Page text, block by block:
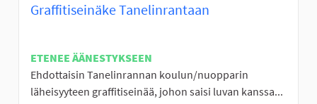
Graffitiseinäke Tanelinrantaan
ETENEE ÄÄNESTYKSEEN
Ehdottaisin Tanelinrannan koulun/nuopparin
läheisyyteen graffitiseinää, johon saisi luvan kanssa...